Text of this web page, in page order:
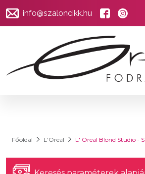
info@szaloncikk.hu
Főoldal L'Oreal L' Oreal Blond Studio -